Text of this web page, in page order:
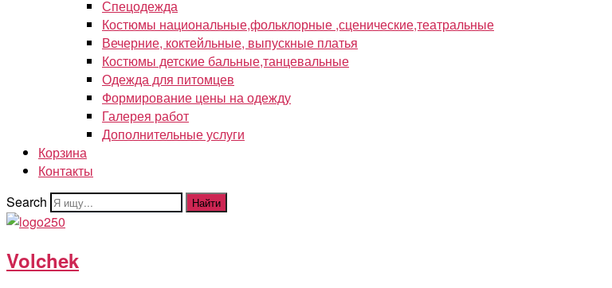
Спецодежда
Костюмы национальные,фольклорные ,сценические,театральные
Вечерние, коктейльные, выпускные платья
Костюмы детские бальные,танцевальные
Одежда для питомцев
Формирование цены на одежду
Галерея работ
Дополнительные услуги
Корзина
Контакты
Search
Найти
Volchek